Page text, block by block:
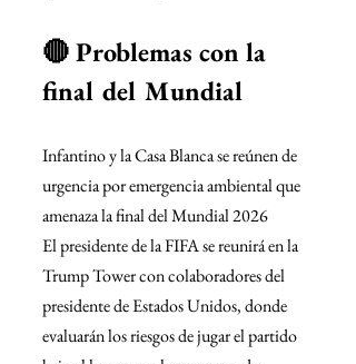
🔴 Problemas con la
final del Mundial
Infantino y la Casa Blanca se reúnen de
urgencia por emergencia ambiental que
amenaza la final del Mundial 2026
El presidente de la FIFA se reunirá en la
Trump Tower con colaboradores del
presidente de Estados Unidos, donde
evaluarán los riesgos de jugar el partido